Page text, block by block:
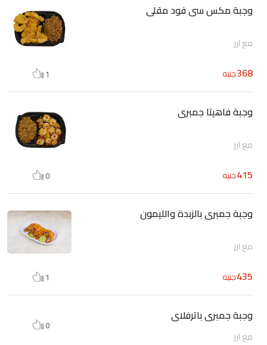
وجبة مكس سى فود مقلى
مع ارز
368جنيه 1
وجبة فاهيتا جمبرى
مع ارز
415جنيه 0
وجبة جمبرى بالزبدة والليمون
مع ارز
435جنيه 1
وجبة جمبرى باترفلاى
مع ارز
0